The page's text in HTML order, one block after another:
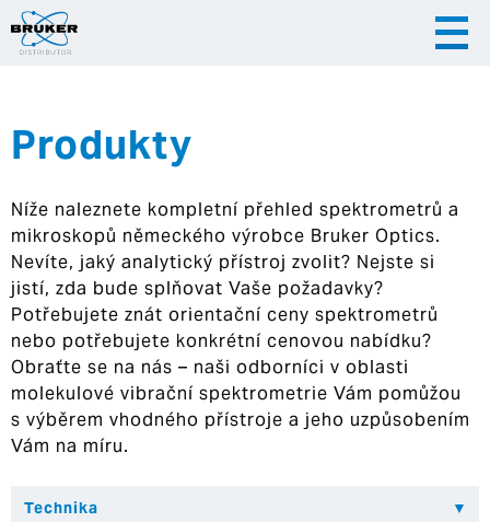
|
Hrvatska
Produkty
Níže naleznete kompletní přehled spektrometrů a
mikroskopů německého výrobce Bruker Optics.
Nevíte, jaký analytický přístroj zvolit? Nejste si
jistí, zda bude splňovat Vaše požadavky?
Potřebujete znát orientační ceny spektrometrů
nebo potřebujete konkrétní cenovou nabídku?
Obraťte se na nás – naši odborníci v oblasti
molekulové vibrační spektrometrie Vám pomůžou
s výběrem vhodného přístroje a jeho uzpůsobením
Vám na míru.